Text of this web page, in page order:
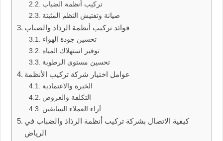
تركيب أنظمة الضباب
صيانة وتفتيش النظم المثبتة
فوائد تركيب أنظمة الرذاذ والضباب
تحسين جودة الهواء
توفير استهلاك المياه
تحسين مستوى الرطوبة
عوامل اختيار شركة تركيب الأنظمة
الخبرة والاعتمادية
التكلفة والعروض
آراء العملاء السابقين
كيفية الاتصال بشركة تركيب أنظمة الرذاذ والضباب في
الرياض